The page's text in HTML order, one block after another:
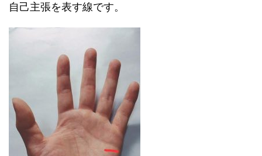
自己主張を表す線です。